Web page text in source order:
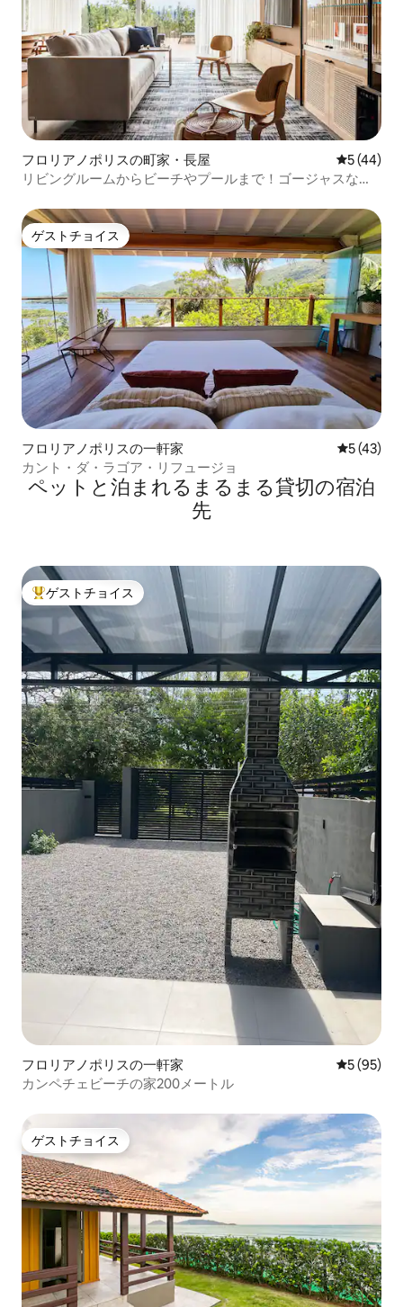
フロリアノポリスの町家・長屋 レビュー
5 (44)
リビングルームからビーチやプールまで！ゴージャスな夕
ゲストチョイス
ゲストチョイス
フロリアノポリスの一軒家 レビュー
5 (43)
カント・ダ・ラゴア・リフュージョ
ペットと泊まれるまるまる貸切の宿泊
先
大好評のゲストチョイスです。
ゲストチョイス
フロリアノポリスの一軒家 レビュー
5 (95)
カンペチェビーチの家200メートル
ゲストチョイス
ゲストチョイス